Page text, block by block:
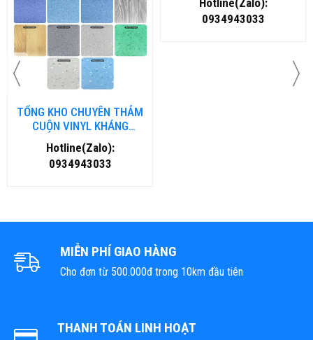
THẢM CUỘN CHÙI CHÂN
CAO SU DẠNG RỐI
390,000 đ
THẢM BÁN CHẠY NHẤT
TỔNG KHO CHUYÊN THẢM
CUỘN VINYL KHÁNG